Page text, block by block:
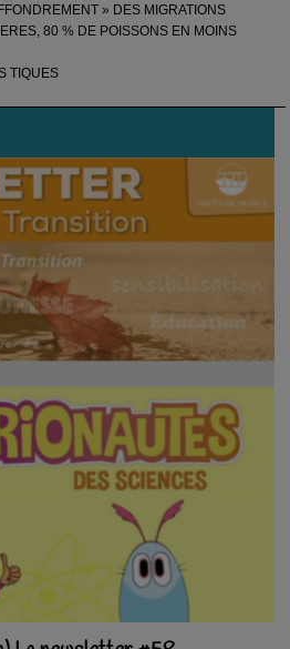
» DES MIGRATIONS
80 % DE POISSONS EN MOINS
TIQUES